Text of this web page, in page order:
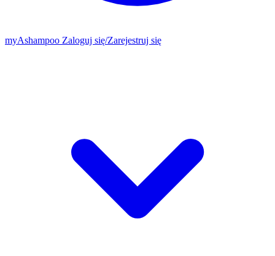
myAshampoo Zaloguj się/Zarejestruj się